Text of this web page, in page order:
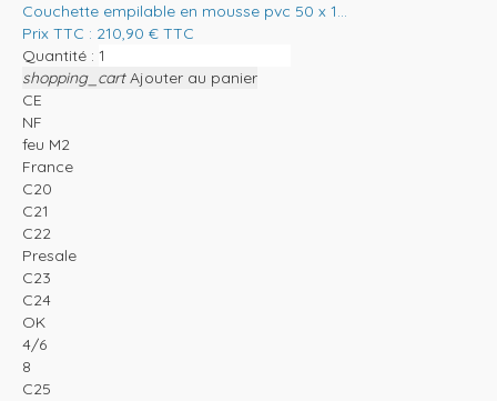
Couchette empilable en mousse pvc 50 x 1...
Prix TTC : 210,90 € TTC
Quantité :
shopping_cart Ajouter au panier
CE
NF
feu M2
France
C20
C21
C22
Presale
C23
C24
OK
4/6
8
C25